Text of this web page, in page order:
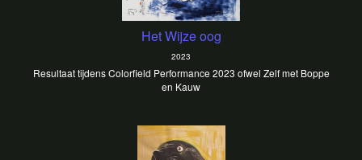
Het Wijze oog
2023
Resultaat tijdens Colorfield Performance 2023 ofwel Zelf met Boppe
en Kauw